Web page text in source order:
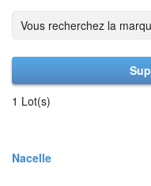
Vous recherchez la
1 Lot(s)
Nacelle